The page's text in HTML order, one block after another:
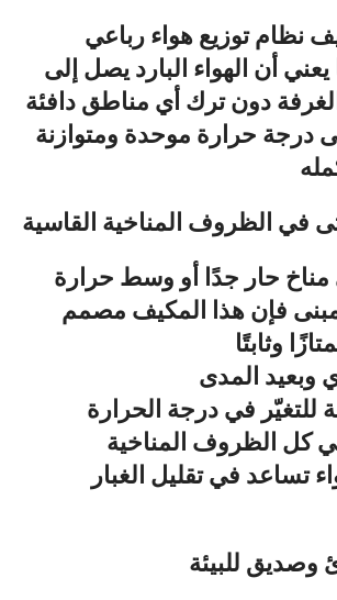
نظامتوزيع هواء رباعي
أن الهواء البارد يصل إلى
دون ترك أي مناطق دافئة
درجة حرارة موحدة ومتوازنة
حار جدًا أو وسط حرارة
فإن هذا المكيف مصمم
وثابتًا
وبعيد المدى
للتغيّر في درجة الحرارة
كل الظروف المناخية